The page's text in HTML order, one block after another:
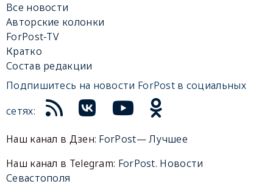
Все новости
Авторские колонки
ForPost-TV
Кратко
Состав редакции
Подпишитесь на новости ForPost в социальных
сетях:
Наш канал в Дзен: ForPost— Лучшее
Наш канал в Telegram: ForPost. Новости
Севастополя